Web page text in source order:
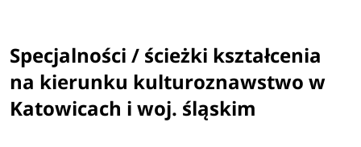
Specjalności / ścieżki kształcenia
na kierunku kulturoznawstwo w
Katowicach i woj. śląskim